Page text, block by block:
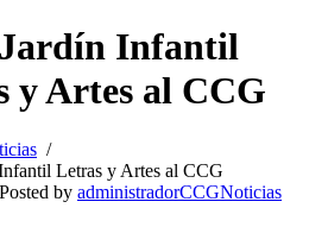
Infantil
y Artes al CCG
Letras y Artes al CCG
Posted by administradorCCGNoticias